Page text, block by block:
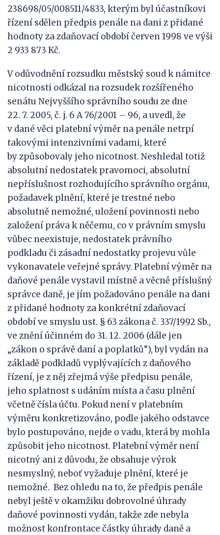
238698/05/008511/4833, kterým byl účastníkovi
řízení sdělen předpis penále na dani z přidané
hodnoty za zdaňovací období červen 1998 ve výši
2 933 873 Kč.
V odůvodnění rozsudku městský soud k námitce
nicotnosti odkázal na rozsudek rozšířeného
senátu Nejvyššího správního soudu ze dne
22. 7. 2005, č. j. 6 A 76/2001 – 96, a uvedl, že
v dané věci platební výměr na penále netrpí
takovými intenzivními vadami, které
by způsobovaly jeho nicotnost. Neshledal totiž
absolutní nedostatek pravomoci, absolutní
nepříslušnost rozhodujícího správního orgánu,
požadavek plnění, které je trestné nebo
absolutně nemožné, uložení povinnosti nebo
založení práva k něčemu, co v právním smyslu
vůbec neexistuje, nedostatek právního
podkladu či zásadní nedostatky projevu vůle
vykonavatele veřejné správy. Platební výměr na
daňové penále vystavil místně a věcně příslušný
správce daně, je jím požadováno penále na dani
z přidané hodnoty za konkrétní zdaňovací
období ve smyslu ust. § 63 zákona č. 337/1992 Sb.,
ve znění účinném do 31. 12. 2006 (dále jen
„zákon o správě daní a poplatků“), byl vydán na
základě podkladů vyplývajících z daňového
řízení, je z něj zřejmá výše předpisu penále,
jeho splatnost s udáním místa a času plnění
včetně čísla účtu. Pokud není v platebním
výměru konkretizováno, podle jakého odstavce
bylo postupováno, nejde o vadu, která by mohla
způsobit jeho nicotnost. Platební výměr není
nicotný ani z důvodu, že obsahuje výrok
nesmyslný, neboť vyžaduje plnění, které je
nemožné. Bez ohledu na to, že předpis penále
nebyl ještě v okamžiku dobrovolné úhrady
daňové povinnosti vydán, takže zde nebyla
možnost konfrontace částky úhrady daně a